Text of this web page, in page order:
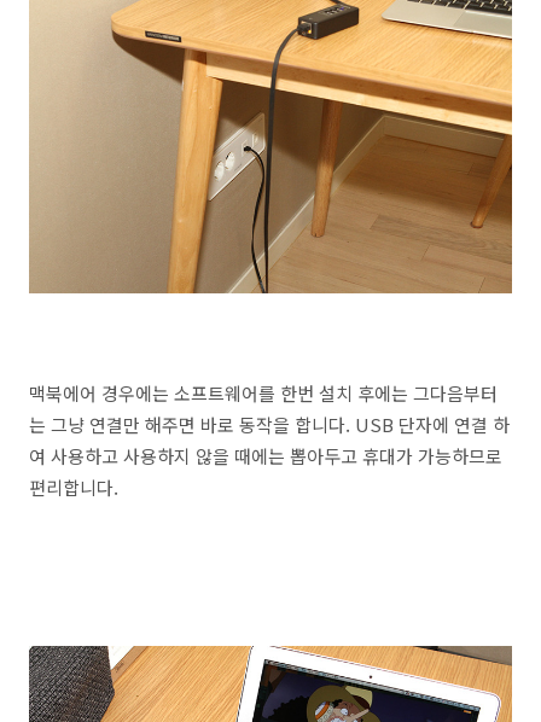
맥북에어 경우에는 소프트웨어를 한번 설치 후에는 그다음부터
는 그냥 연결만 해주면 바로 동작을 합니다. USB 단자에 연결 하
여 사용하고 사용하지 않을 때에는 뽑아두고 휴대가 가능하므로
편리합니다.